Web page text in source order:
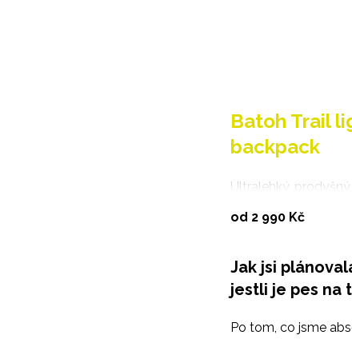
Batoh Trail
backpack
Ultralehký, prodyšný
ergonomicky
od 2 990 KčVybrat
Jak jsi
jestli je pes na
Po tom, co jsme